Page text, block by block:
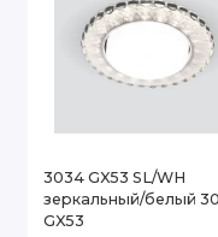
3034 GX53 SL/WH
зеркальный/белый
GX53